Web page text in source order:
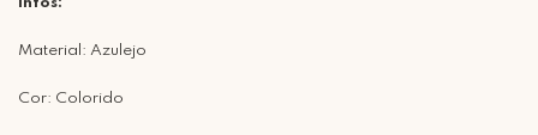
Material: Azulejo
Cor: Colorido